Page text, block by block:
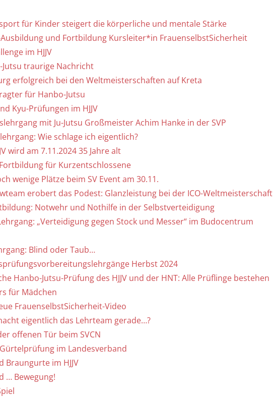
für Kinder steigert die körperliche und mentale Stärke
Ausbildung und Fortbildung Kursleiter*in FrauenselbstSicherheit
im HJJV
Jutsu traurige Nachricht
erfolgreich bei den Weltmeisterschaften auf Kreta
für Hanbo-Jutsu
Kyu-Prüfungen im HJJV
mit Ju-Jutsu Großmeister Achim Hanke in der SVP
Wie schlage ich eigentlich?
wird am 7.11.2024 35 Jahre alt
für Kurzentschlossene
wenige Plätze beim SV Event am 30.11.
erobert das Podest: Glanzleistung bei der ICO-Weltmeisterschaft
Notwehr und Nothilfe in der Selbstverteidigung
„Verteidigung gegen Stock und Messer“ im Budocentrum
Blind oder Taub…
Herbst 2024
Hanbo-Jutsu-Prüfung des HJJV und der HNT: Alle Prüflinge bestehen
für Mädchen
FrauenselbstSicherheit-Video
eigentlich das Lehrteam gerade…?
offenen Tür beim SVCN
Gürtelprüfung im Landesverband
Braungurte im HJJV
… Bewegung!